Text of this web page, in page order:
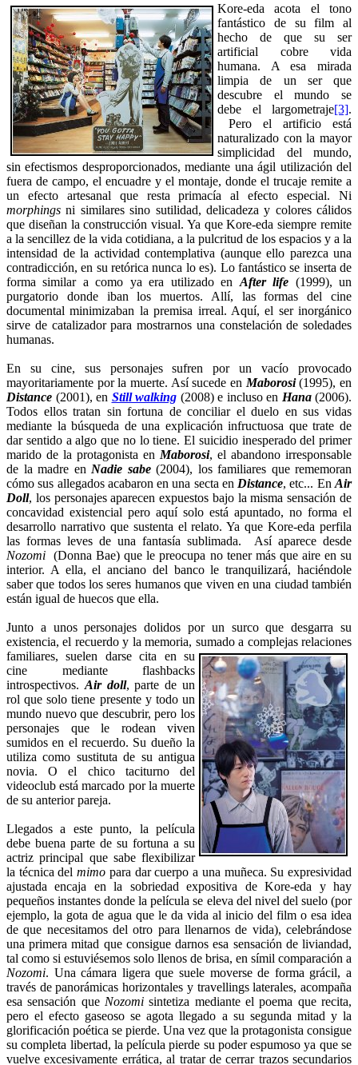
Kore-eda acota el tono
fantástico de su film al
hecho de que su ser
artificial cobre vida
humana. A esa mirada
limpia de un ser que
descubre el mundo se
debe el largometraje[3].
Pero el artificio está
naturalizado con la mayor
simplicidad del mundo,
sin efectismos desproporcionados, mediante una ágil utilización del
fuera de campo, el encuadre y el montaje, donde el trucaje remite a
un efecto artesanal que resta primacía al efecto especial. Ni
morphings ni similares sino sutilidad, delicadeza y colores cálidos
que diseñan la construcción visual. Ya que Kore-eda siempre remite
a la sencillez de la vida cotidiana, a la pulcritud de los espacios y a la
intensidad de la actividad contemplativa (aunque ello parezca una
contradicción, en su retórica nunca lo es). Lo fantástico se inserta de
forma similar a como ya era utilizado en After life (1999), un
purgatorio donde iban los muertos. Allí, las formas del cine
documental minimizaban la premisa irreal. Aquí, el ser inorgánico
sirve de catalizador para mostrarnos una constelación de soledades
humanas.
En su cine, sus personajes sufren por un vacío provocado
mayoritariamente por la muerte. Así sucede en Maborosi(1995), en
Distance (2001), en Still walking (2008) e incluso en Hana (2006).
Todos ellos tratan sin fortuna de conciliar el duelo en sus vidas
mediante la búsqueda de una explicación infructuosa que trate de
dar sentido a algo que no lo tiene. El suicidio inesperado del primer
marido de la protagonista en Maborosi, el abandono irresponsable
de la madre en Nadie sabe(2004), los familiares que rememoran
cómo sus allegados acabaron en una secta en Distance, etc... EnAir
Doll, los personajes aparecen expuestos bajo la misma sensación de
concavidad existencial pero aquí solo está apuntado, no forma el
desarrollo narrativo que sustenta el relato. Ya que Kore-eda perfila
las formas leves de una fantasía sublimada. Así aparece desde
Nozomi (Donna Bae) que le preocupa no tener más que aire en su
interior. A ella, el anciano del banco le tranquilizará, haciéndole
saber que todos los seres humanos que viven en una ciudad también
están igual de huecos que ella.
Junto a unos personajes dolidos por un surco que desgarra su
existencia, el recuerdo y la memoria, sumado a complejas relaciones
familiares, suelen darse cita en su
cine mediante flashbacks
introspectivos. Air doll, parte de un
rol que solo tiene presente y todo un
mundo nuevo que descubrir, pero los
personajes que le rodean viven
sumidos en el recuerdo. Su dueño la
utiliza como sustituta de su antigua
novia. O el chico taciturno del
videoclub está marcado por la muerte
de su anterior pareja.
Llegados a este punto, la película
debe buena parte de su fortuna a su
actriz principal que sabe flexibilizar
la técnica delmimo para dar cuerpo a una muñeca. Su expresividad
ajustada encaja en la sobriedad expositiva de Kore-eda y hay
pequeños instantes donde la película se eleva del nivel del suelo (por
ejemplo, la gota de agua que le da vida al inicio del film o esa idea
de que necesitamos del otro para llenarnos de vida), celebrándose
una primera mitad que consigue darnos esa sensación de liviandad,
tal como si estuviésemos solo llenos de brisa, en símil comparación a
Nozomi. Una cámara ligera que suele moverse de forma grácil, a
través de panorámicas horizontales y travellings laterales, acompaña
esa sensación que Nozomisintetiza mediante el poema que recita,
pero el efecto gaseoso se agota llegado a su segunda mitad y la
glorificación poética se pierde. Una vez que la protagonista consigue
su completa libertad, la película pierde su poder espumoso ya que se
vuelve excesivamente errática, al tratar de cerrar trazos secundarios